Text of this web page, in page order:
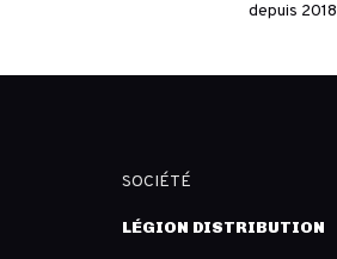
depuis 2018
SOCIÉTÉ
LÉGION DISTRIBUTION